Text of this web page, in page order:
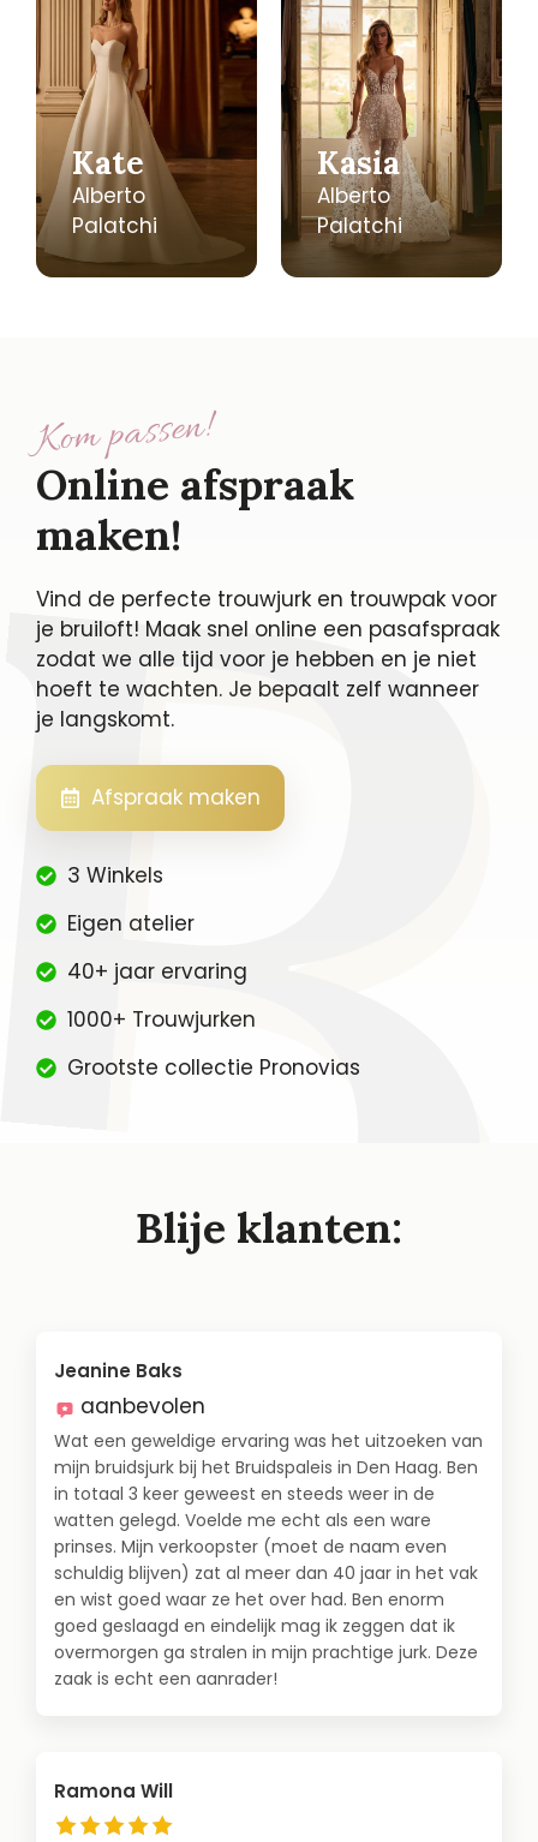
Kate
Alberto
Palatchi
Kasia
Alberto
Palatchi
Kom passen!
Online afspraak
maken!
Vind de perfecte trouwjurk en trouwpak voor
je bruiloft! Maak snel online een pasafspraak
zodat we alle tijd voor je hebben en je niet
hoeft te wachten. Je bepaalt zelf wanneer
je langskomt.
Afspraak maken
3 Winkels
Eigen atelier
40+ jaar ervaring
1000+ Trouwjurken
Grootste collectie Pronovias
Blije klanten:
Jeanine Baks
aanbevolen
Wat een geweldige ervaring was het uitzoeken van
mijn bruidsjurk bij het Bruidspaleis in Den Haag. Ben
in totaal 3 keer geweest en steeds weer in de
watten gelegd. Voelde me echt als een ware
prinses. Mijn verkoopster (moet de naam even
schuldig blijven) zat al meer dan 40 jaar in het vak
en wist goed waar ze het over had. Ben enorm
goed geslaagd en eindelijk mag ik zeggen dat ik
overmorgen ga stralen in mijn prachtige jurk. Deze
zaak is echt een aanrader!
Ramona Will